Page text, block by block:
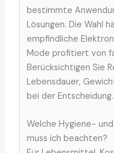
bestimmte
Lösungen. Die Wahl
empfindliche
Mode profitiert von
Berücksichtigen Sie
Lebensdauer,
bei der Entscheidung.
Welche Hygiene-
muss ich beachten?